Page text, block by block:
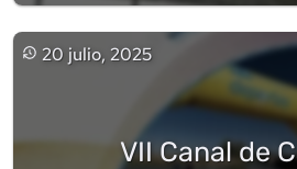
20 julio, 2025
VII Canal de